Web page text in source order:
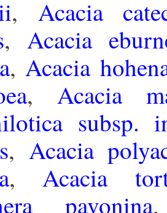
, Acacia
, Acacia
,Acacia
, Acacia
subsp.
, Acacia
,Acacia
pavonina